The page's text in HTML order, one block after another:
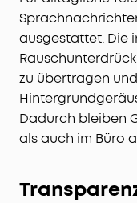
ausgestattet. Die
zu übertragen
Dadurch bleiben
als auch im Büro